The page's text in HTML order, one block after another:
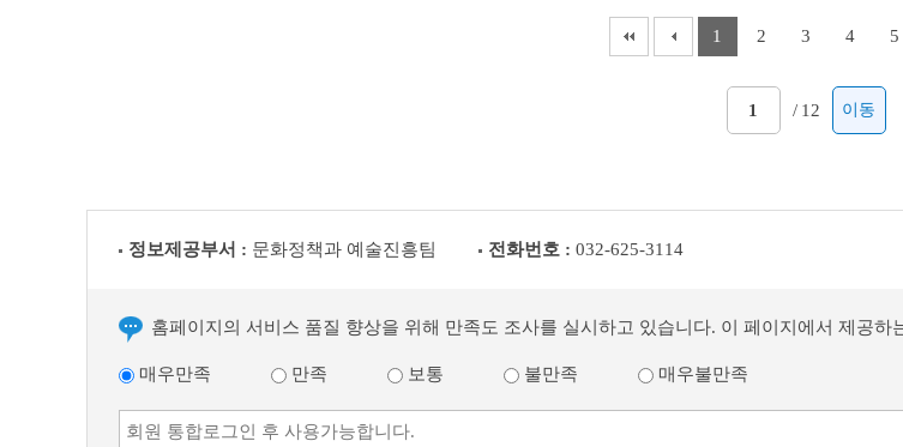
1 2 3 4 5
/ 12 이동
정보제공부서 : 문화정책과 예술진흥팀 전화번호 : 032-625-3114
홈페이지의 서비스 품질 향상을 위해 만족도 조사를 실시하고 있습니다. 이 페이지에서 제공하
매우만족 만족 보통 불만족 매우불만족